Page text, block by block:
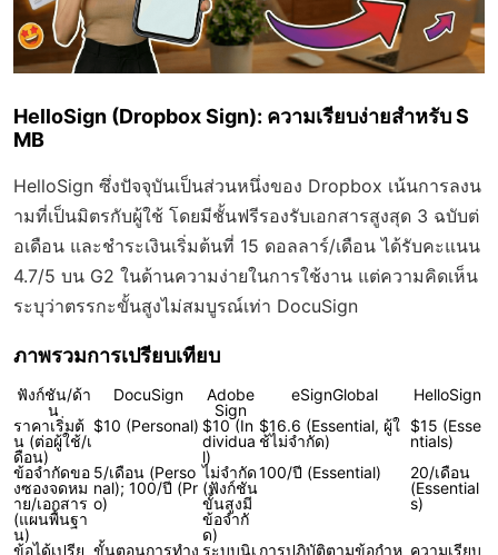
HelloSign (Dropbox Sign): ความเรียบง่ายสำหรับ S
MB
HelloSign ซึ่งปัจจุบันเป็นส่วนหนึ่งของ Dropbox เน้นการลงน
ามที่เป็นมิตรกับผู้ใช้ โดยมีชั้นฟรีรองรับเอกสารสูงสุด 3 ฉบับต่
อเดือน และชำระเงินเริ่มต้นที่ 15 ดอลลาร์/เดือน ได้รับคะแนน
4.7/5 บน G2 ในด้านความง่ายในการใช้งาน แต่ความคิดเห็น
ระบุว่าตรรกะขั้นสูงไม่สมบูรณ์เท่า DocuSign
ภาพรวมการเปรียบเทียบ
ฟังก์ชัน/ด้า
น
DocuSign
Adobe
Sign
eSignGlobal
HelloSign
ราคาเริ่มต้
น (ต่อผู้ใช้/เ
ดือน)
$10 (Personal) $10 (In
dividua
l)
$16.6 (Essential, ผู้ใ
ช้ไม่จำกัด)
$15 (Esse
ntials)
ข้อจำกัดขอ
งซองจดหม
าย/เอกสาร
(แผนพื้นฐา
น)
5/เดือน (Perso
nal); 100/ปี (Pr
o)
ไม่จำกัด
(ฟังก์ชัน
ขั้นสูงมี
ข้อจำกั
ด)
100/ปี (Essential)
20/เดือน
(Essential
s)
ข้อได้เปรีย ขั้นตอนการทำง ระบบนิเ การปฏิบัติตามข้อกำห ความเรียบ